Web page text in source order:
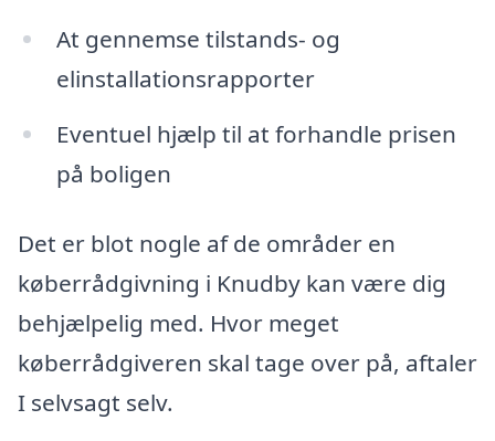
At gennemse tilstands- og
elinstallationsrapporter
Eventuel hjælp til at forhandle prisen
på boligen
Det er blot nogle af de områder en
køberrådgivning i Knudby kan være dig
behjælpelig med. Hvor meget
køberrådgiveren skal tage over på, aftaler
I selvsagt selv.